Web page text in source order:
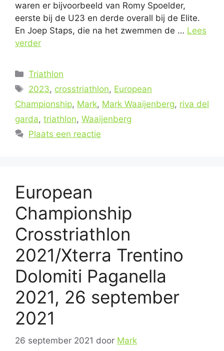
waren er bijvoorbeeld van Romy Spoelder,
eerste bij de U23 en derde overall bij de Elite.
En Joep Staps, die na het zwemmen de … Lees
verder
Categorieën
Triathlon
Tags
2023, crosstriathlon, European
Championship, Mark, Mark Waaijenberg, riva del
garda, triathlon, Waaijenberg
Plaats een reactie
European
Championship
Crosstriathlon
2021/Xterra Trentino
Dolomiti Paganella
2021, 26 september
2021
26 september 2021 door Mark